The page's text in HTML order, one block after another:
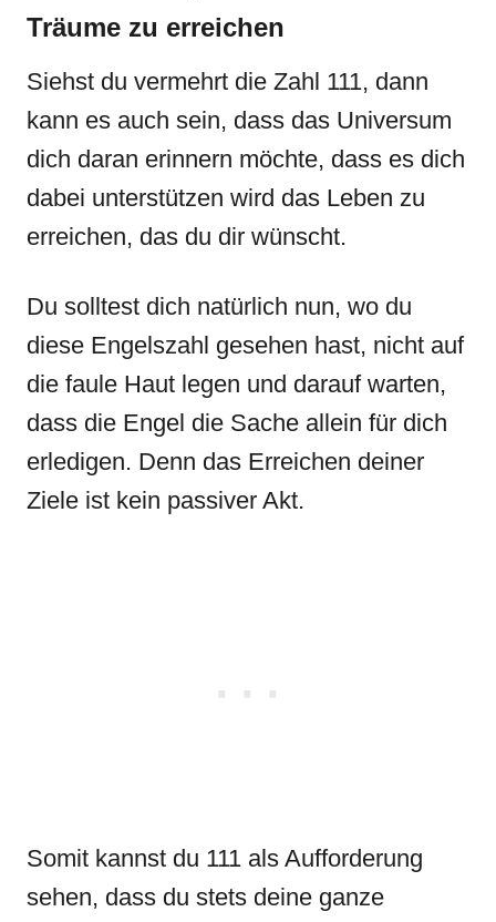
Träume zu erreichen
Siehst du vermehrt die Zahl 111, dann
kann es auch sein, dass das Universum
dich daran erinnern möchte, dass es dich
dabei unterstützen wird das Leben zu
erreichen, das du dir wünscht.
Du solltest dich natürlich nun, wo du
diese Engelszahl gesehen hast, nicht auf
die faule Haut legen und darauf warten,
dass die Engel die Sache allein für dich
erledigen. Denn das Erreichen deiner
Ziele ist kein passiver Akt.
Somit kannst du 111 als Aufforderung
sehen, dass du stets deine ganze